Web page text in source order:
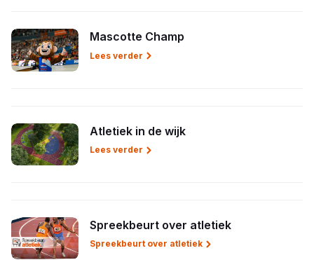
Mascotte Champ
Lees verder
Atletiek in de wijk
Lees verder
Spreekbeurt over atletiek
Spreekbeurt over atletiek